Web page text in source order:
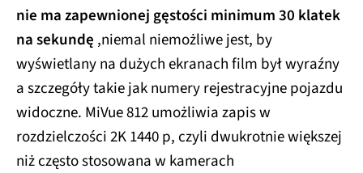
nie ma zapewnionej gęstości minimum 30 klatek
na sekundę ,niemal niemożliwe jest, by
wyświetlany na dużych ekranach film był wyraźny
a szczegóły takie jak numery rejestracyjne pojazdu
widoczne. MiVue 812 umożliwia zapis w
rozdzielczości 2K 1440 p, czyli dwukrotnie większej
niż często stosowana w kamerach